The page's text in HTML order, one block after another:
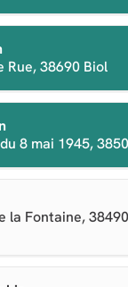
Rue, 38690 Biol
8 mai 1945,
la Fontaine,